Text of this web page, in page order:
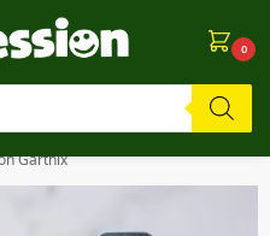
0
algo falla, ¡Perdón!⚠️
Garthix